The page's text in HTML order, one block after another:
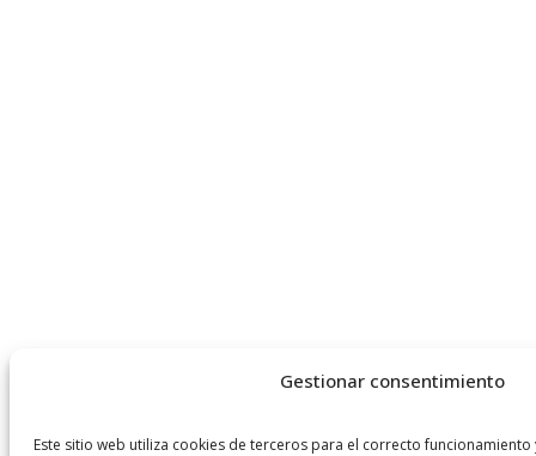
Gestionar consentimiento
Este sitio web utiliza cookies de terceros para el correcto